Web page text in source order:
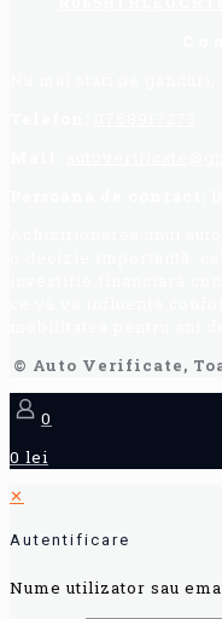
© Auto Verificate,
0
0 lei
✕
Autentificare
Nume utilizator sau